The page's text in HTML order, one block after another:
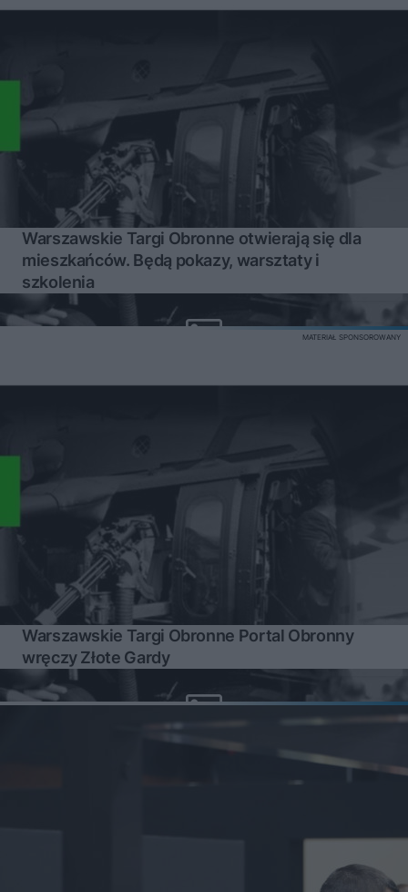
Warszawskie Targi Obronne otwierają się dla
mieszkańców. Będą pokazy, warsztaty i
szkolenia
Warszawskie Targi Obronne Portal Obronny
wręczy Złote Gardy
MATERIAŁ SPONSOROWANY